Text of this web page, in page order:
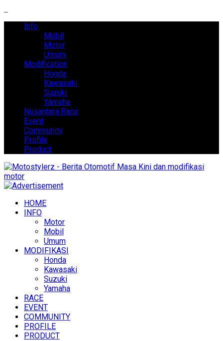
Info
Mobil
Motor
Umum
Modification
Honda
Kawasaki
Suzuki
Yamaha
Nusantara Race
Event
Community
Profile
Product
HOME
INFO
Motor
Mobil
Umum
MODIFIKASI
Honda
Kawasaki
Suzuki
Yamaha
RACE
EVENT
COMMUNITY
PROFILE
PRODUCT